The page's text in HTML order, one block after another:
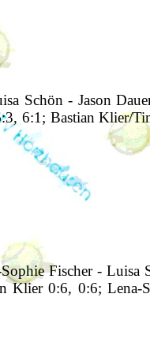
Schön - Jason
6:1; Bastian Klier/
Fischer - Luisa
0:6, 0:6; Lena-